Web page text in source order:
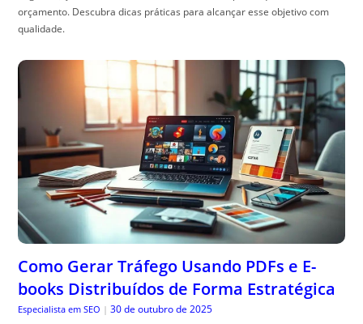
Como Gerar Tráfego Usando PDFs e E-
books Distribuídos de Forma Estratégica
Especialista em SEO | 30 de outubro de 2025
como usar artigos em pdf e e-books para tr, áfego: aprenda estratégias
suas conversões.